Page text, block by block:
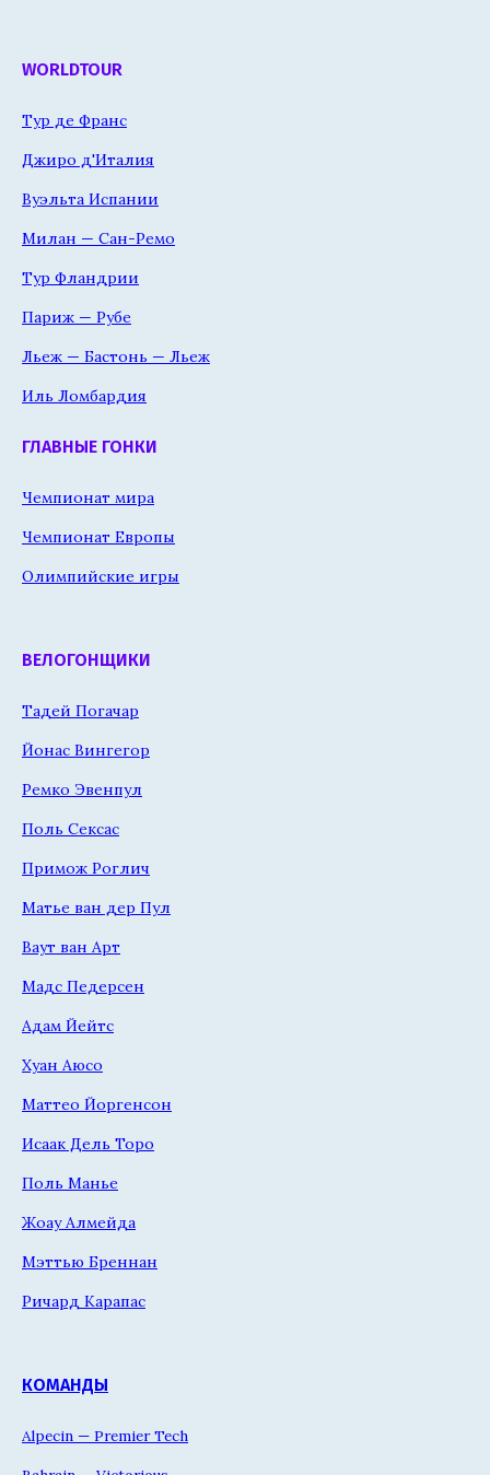
WORLDTOUR
Тур де Франс
Джиро д'Италия
Вуэльта Испании
Милан — Сан-Ремо
Тур Фландрии
Париж — Рубе
Льеж — Бастонь — Льеж
Иль Ломбардия
ГЛАВНЫЕ ГОНКИ
Чемпионат мира
Чемпионат Европы
Олимпийские игры
ВЕЛОГОНЩИКИ
Тадей Погачар
Йонас Вингегор
Ремко Эвенпул
Поль Сексас
Примож Роглич
Матье ван дер Пул
Ваут ван Арт
Мадс Педерсен
Адам Йейтс
Хуан Аюсо
Маттео Йоргенсон
Исаак Дель Торо
Поль Манье
Жоау Алмейда
Мэттью Бреннан
Ричард Карапас
КОМАНДЫ
Alpecin — Premier Tech